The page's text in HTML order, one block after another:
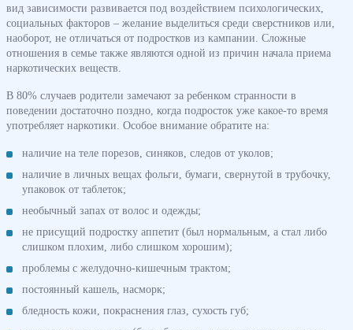
вид зависимости развивается под воздействием психологических,
социальных факторов – желание выделиться среди сверстников или,
наоборот, не отличаться от подростков из кампании. Сложные
отношения в семье также являются одной из причин начала приема
наркотических веществ.
В 80% случаев родители замечают за ребенком странности в
поведении достаточно поздно, когда подросток уже какое-то время
употребляет наркотики. Особое внимание обратите на:
наличие на теле порезов, синяков, следов от уколов;
наличие в личных вещах фольги, бумаги, свернутой в трубочку,
упаковок от таблеток;
необычный запах от волос и одежды;
не присущий подростку аппетит (был нормальным, а стал либо
слишком плохим, либо слишком хорошим);
проблемы с желудочно-кишечным трактом;
постоянный кашель, насморк;
бледность кожи, покраснения глаз, сухость губ;